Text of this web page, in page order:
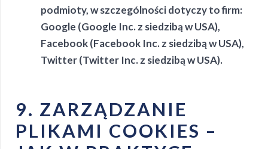
podmioty, w szczególności dotyczy to firm:
Google (Google Inc. z siedzibą w USA),
Facebook (Facebook Inc. z siedzibą w USA),
Twitter (Twitter Inc. z siedzibą w USA).
9. ZARZĄDZANIE
PLIKAMI COOKIES –